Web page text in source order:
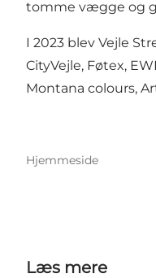
tomme vægge og
I 2023 blev Vejle
CityVejle, Føtex,
Montana colours,
Hjemmeside
Læs mere